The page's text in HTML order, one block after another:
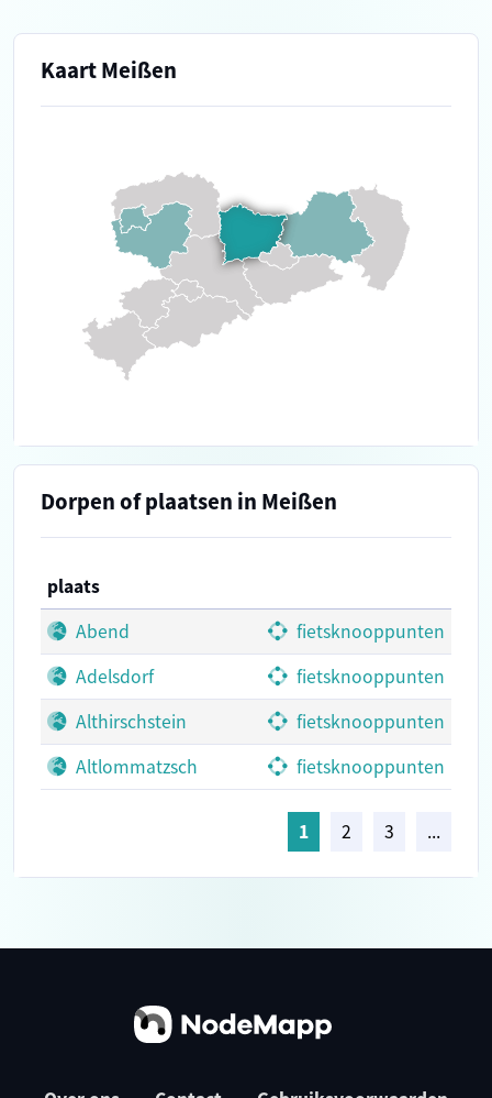
Kaart Meißen
Dorpen of plaatsen in Meißen
plaats
Abend
fietsknooppunten
Adelsdorf
fietsknooppunten
Althirschstein
fietsknooppunten
Altlommatzsch
fietsknooppunten
1 2 3 ...